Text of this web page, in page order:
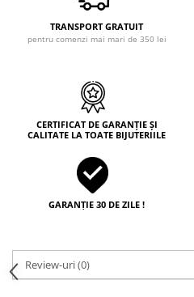
TRANSPORT GRATUIT
pentru comenzi mai mari de 350 lei
CERTIFICAT DE GARANȚIE ȘI
CALITATE LA TOATE BIJUTERIILE
GARANȚIE 30 DE ZILE !
Review-uri(0)